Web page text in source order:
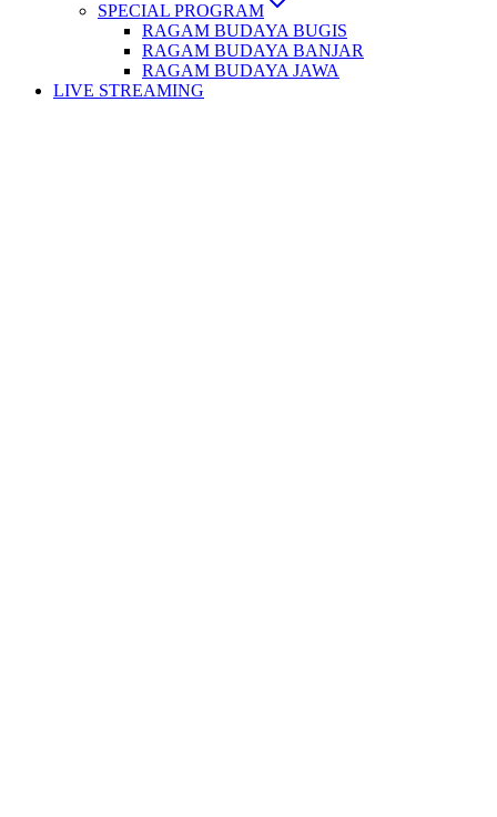
SPECIAL PROGRAM
RAGAM BUDAYA BUGIS
RAGAM BUDAYA BANJAR
RAGAM BUDAYA JAWA
LIVE STREAMING